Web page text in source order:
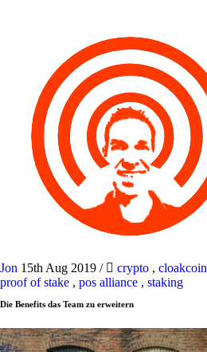
Jon 15th Aug 2019 / crypto , cloakcoin
proof of stake , pos alliance , staking
Die Benefits das Team zu erweitern